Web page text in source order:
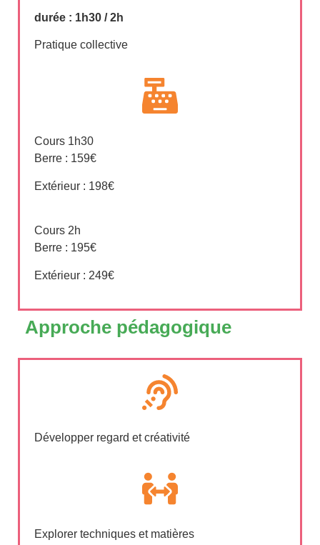
durée : 1h30 / 2h
Pratique collective
Cours 1h30
Berre : 159€
Extérieur : 198€
Cours 2h
Berre : 195€
Extérieur : 249€
Approche pédagogique
Développer regard et créativité
Explorer techniques et matières